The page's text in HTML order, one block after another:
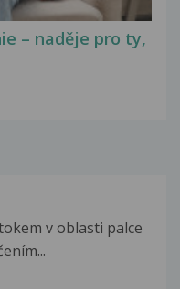
– naděje pro ty,
v oblasti palce